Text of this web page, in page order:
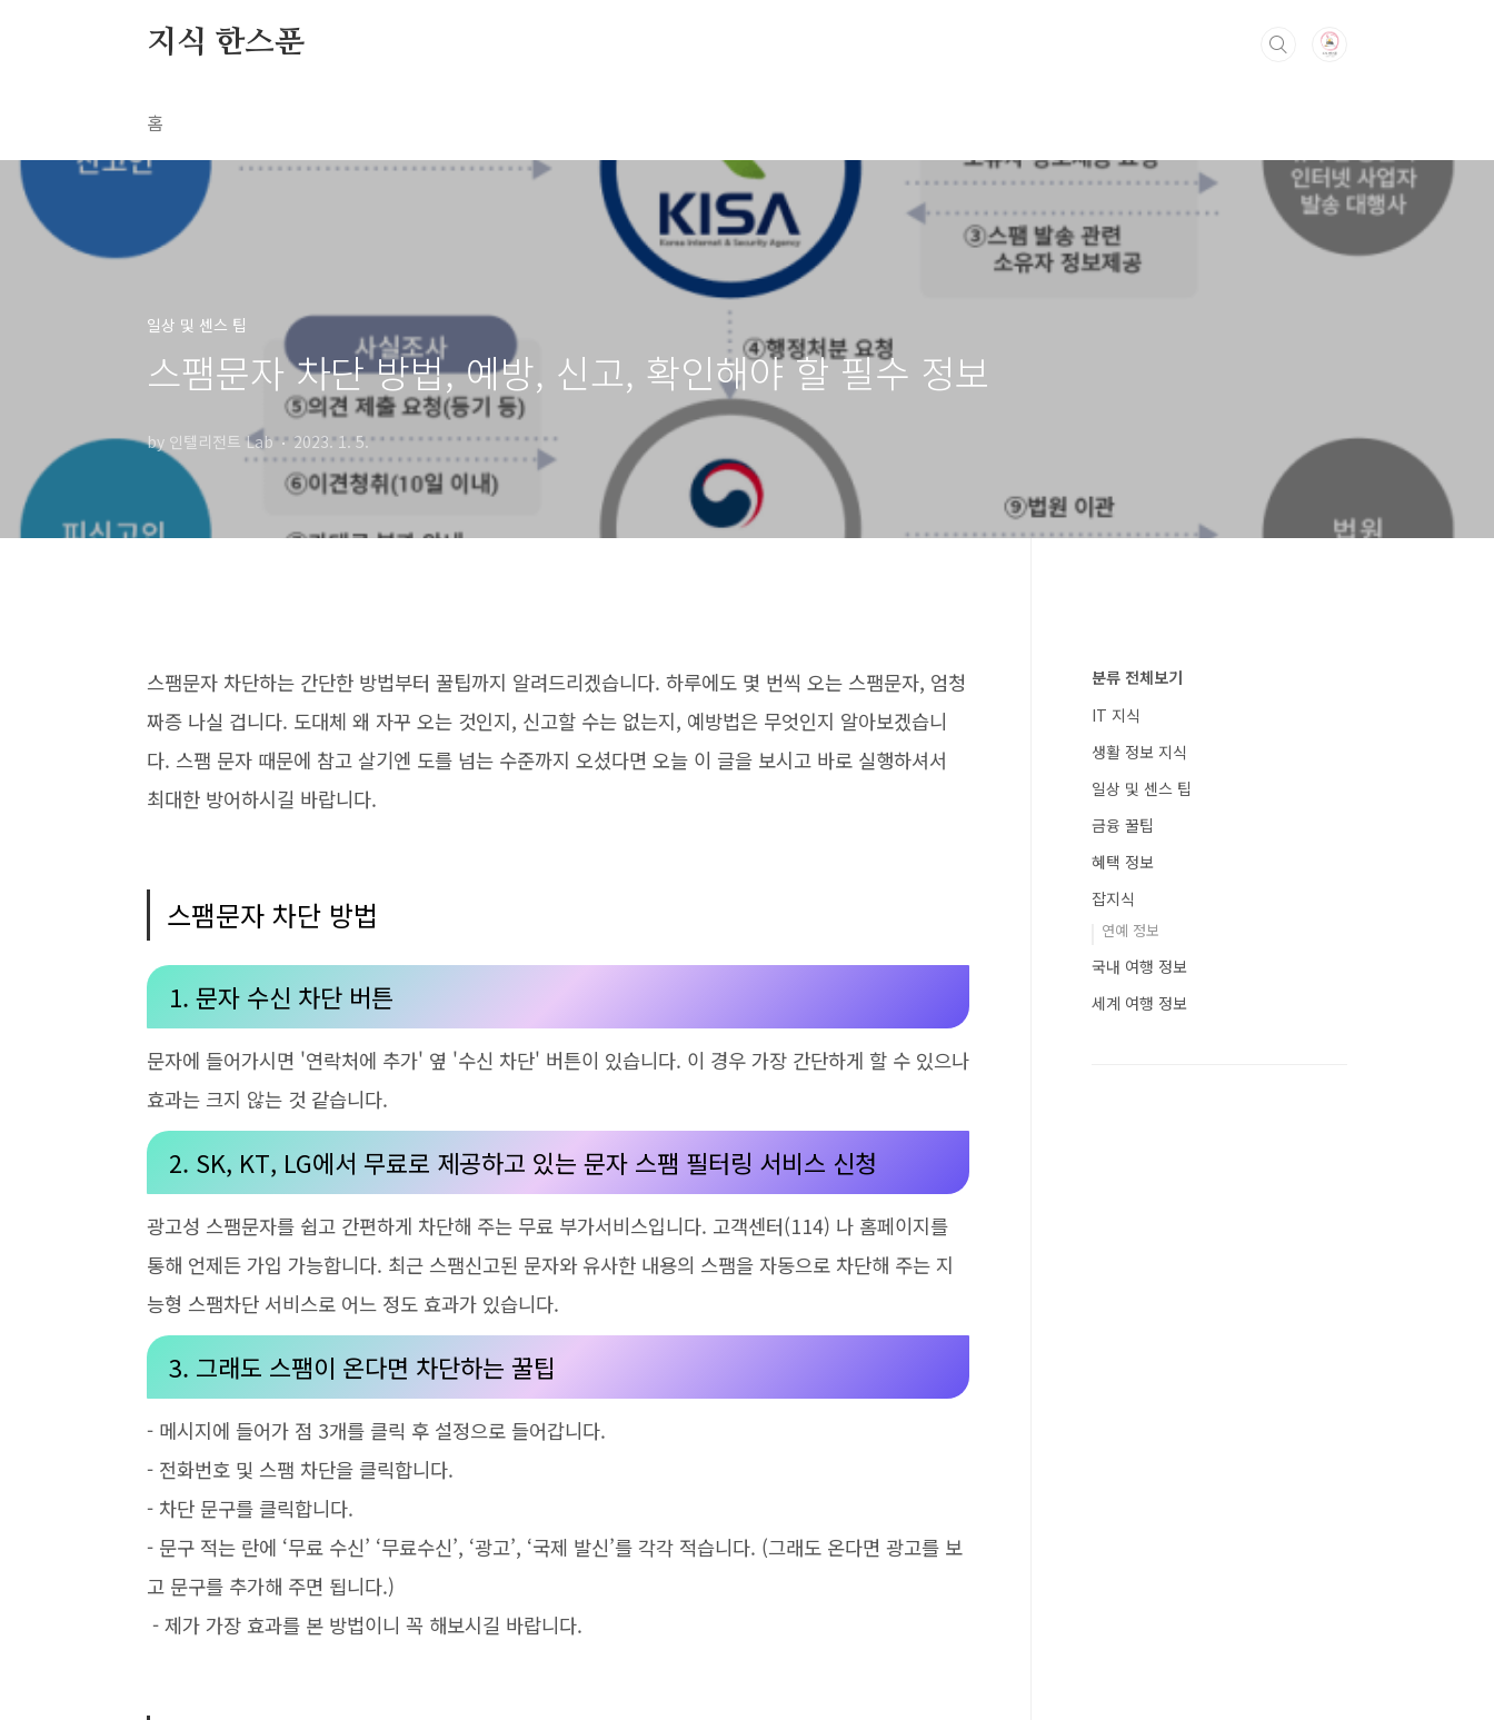
지식 한스푼
홈
일상 및 센스 팁
스팸문자 차단 방법, 예방, 신고, 확인해야 할 필수 정보
by 인텔리전트 Lab 2023. 1. 5.
스팸문자 차단하는 간단한 방법부터 꿀팁까지 알려드리겠습니다. 하루에도 몇 번씩 오는 스팸문자, 엄청
짜증 나실 겁니다. 도대체 왜 자꾸 오는 것인지, 신고할 수는 없는지, 예방법은 무엇인지 알아보겠습니
다. 스팸 문자 때문에 참고 살기엔 도를 넘는 수준까지 오셨다면 오늘 이 글을 보시고 바로 실행하셔서
최대한 방어하시길 바랍니다.
스팸문자 차단 방법
1. 문자 수신 차단 버튼
문자에 들어가시면 '연락처에 추가' 옆 '수신 차단' 버튼이 있습니다. 이 경우 가장 간단하게 할 수 있으나
효과는 크지 않는 것 같습니다.
2. SK, KT, LG에서 무료로 제공하고 있는 문자 스팸 필터링 서비스 신청
광고성 스팸문자를 쉽고 간편하게 차단해 주는 무료 부가서비스입니다. 고객센터(114) 나 홈페이지를
통해 언제든 가입 가능합니다. 최근 스팸신고된 문자와 유사한 내용의 스팸을 자동으로 차단해 주는 지
능형 스팸차단 서비스로 어느 정도 효과가 있습니다.
3. 그래도 스팸이 온다면 차단하는 꿀팁
- 메시지에 들어가 점 3개를 클릭 후 설정으로 들어갑니다.
- 전화번호 및 스팸 차단을 클릭합니다.
- 차단 문구를 클릭합니다.
- 문구 적는 란에 ‘무료 수신’ ‘무료수신’, ‘광고’, ‘국제 발신’를 각각 적습니다. (그래도 온다면 광고를 보
고 문구를 추가해 주면 됩니다.)
- 제가 가장 효과를 본 방법이니 꼭 해보시길 바랍니다.
분류 전체보기
IT 지식
생활 정보 지식
일상 및 센스 팁
금융 꿀팁
혜택 정보
잡지식
연예 정보
국내 여행 정보
세계 여행 정보